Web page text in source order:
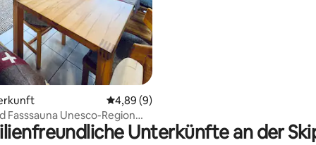
4,83 von 5, 18 BewertungenDurchschnittliche Bewertung: 4,89 von 5,
4,89 (9)
Fasssauna Unesco-Region
Unterkünfte an der